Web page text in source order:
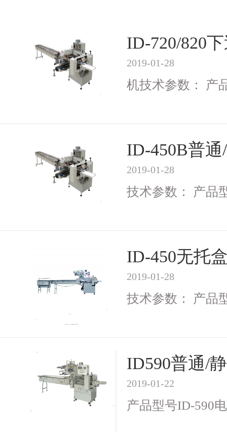
ID-720/820
2019-01-28
机技术参数： 产
ID-450B普
2019-01-28
技术参数： 产品
ID-450无托
2019-01-28
技术参数： 产品
ID590普通/
2019-01-22
产品型号ID-590